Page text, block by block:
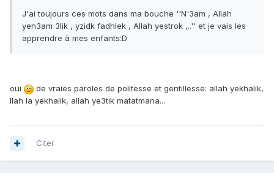
J'ai toujours ces mots dans ma bouche ''N'3am , Allah
yen3am 3lik , yzidk fadhlek , Allah yestrok ,..'' et je vais les
apprendre à mes enfants:D
oui
de vraies paroles de politesse et gentillesse: allah yekhalik,
llah la yekhalik, allah ye3tik matatmana...
Citer